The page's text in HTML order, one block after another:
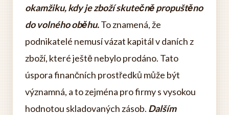
okamžiku, kdy je zboží skutečně propuštěno
do volného oběhu.To znamená, že
podnikatelé nemusí vázat kapitál v daních z
zboží, které ještě nebylo prodáno. Tato
úspora finančních prostředků může být
významná, a to zejména pro firmy s vysokou
hodnotou skladovaných zásob. Dalším